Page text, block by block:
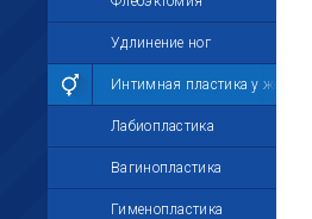
Удлинение ног
Интимная пластика у женщин
Лабиопластика
Вагинопластика
Гименопластика